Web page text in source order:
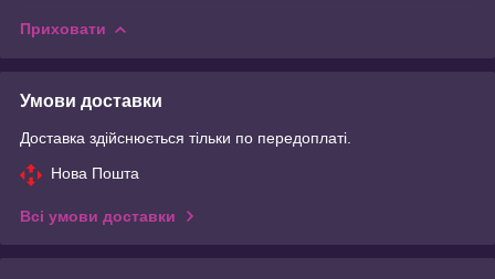
Приховати
Умови доставки
Доставка здійснюється тільки по передоплаті.
Нова Пошта
Всі умови доставки